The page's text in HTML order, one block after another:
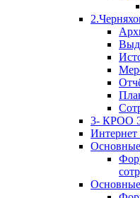
3- КРОО
Интернет
Основные
Основные